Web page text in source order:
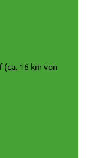
16 km von